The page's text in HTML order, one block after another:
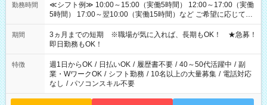
勤務時間
≪シフト例≫ 10:00～15:00（実働5時間） 12:00～17:00（実働
5時間） 17:00～翌10:00（実働15時間）など ご希望に応じて、
働く時間は調整できます！ お気軽に担当へ相談ください！
期間
3ヵ月までの短期 ※職場が気に入れば、長期もOK！ ★急募！
即日勤務もOK！
特徴 週1日からOK / 日払いOK / 履歴書不要 / 40～50代活躍中 / 副
業・WワークOK / シフト勤務 / 10名以上の大量募集 / 電話対応
なし / パソコンスキル不要